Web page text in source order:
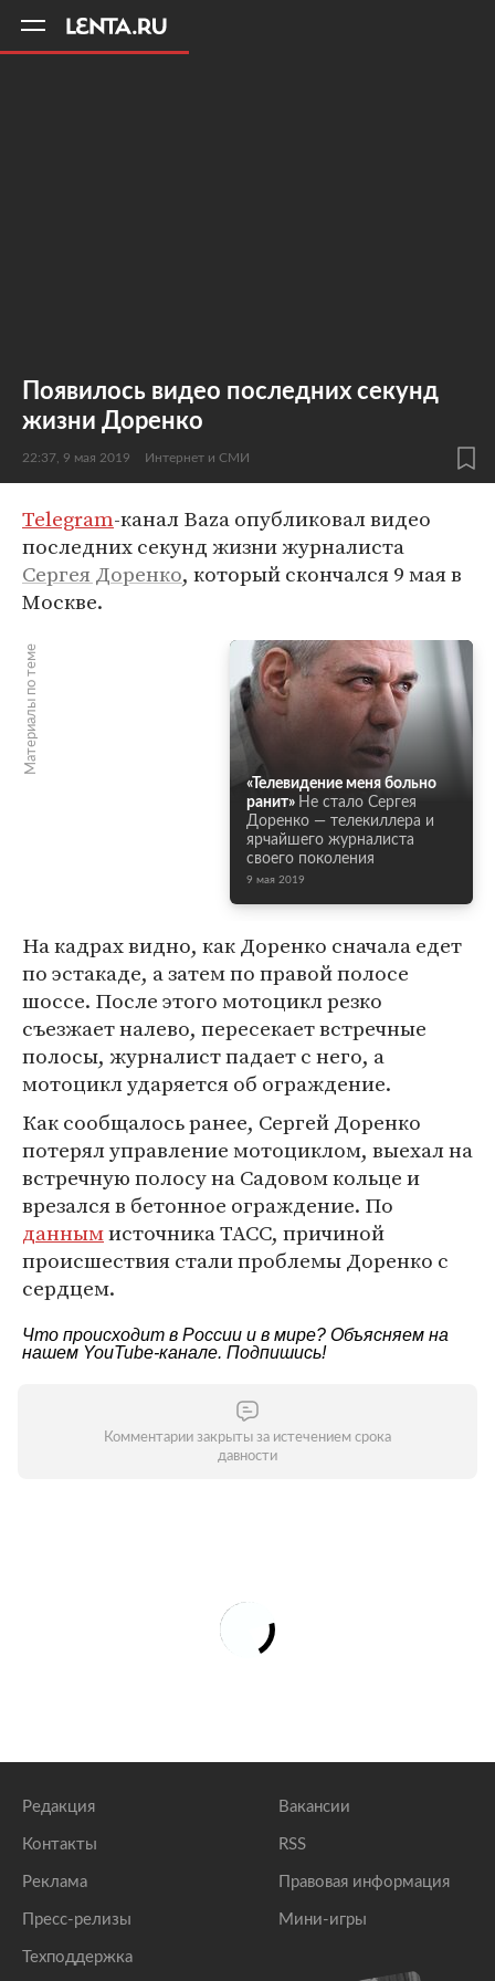
Появилось видео последних секунд
жизни Доренко
22:37, 9 мая 2019 Интернет и СМИ
Telegram-канал Baza опубликовал видео
последних секунд жизни журналиста
Сергея Доренко, который скончался 9 мая в
Москве.
Материалы по теме
«Телевидение меня больно
ранит» Не стало Сергея
Доренко — телекиллера и
ярчайшего журналиста
своего поколения
9 мая 2019
На кадрах видно, как Доренко сначала едет
по эстакаде, а затем по правой полосе
шоссе. После этого мотоцикл резко
съезжает налево, пересекает встречные
полосы, журналист падает с него, а
мотоцикл ударяется об ограждение.
Как сообщалось ранее, Сергей Доренко
потерял управление мотоциклом, выехал на
встречную полосу на Садовом кольце и
врезался в бетонное ограждение. По
даннымисточника ТАСС, причиной
происшествия стали проблемы Доренко с
сердцем.
Что происходит в России и в мире? Объясняем на
нашем YouTube-канале. Подпишись!
Комментарии закрыты за истечением срока
давности
Редакция
Контакты
Реклама
Пресс-релизы
Техподдержка
Вакансии
RSS
Правовая информация
Мини-игры